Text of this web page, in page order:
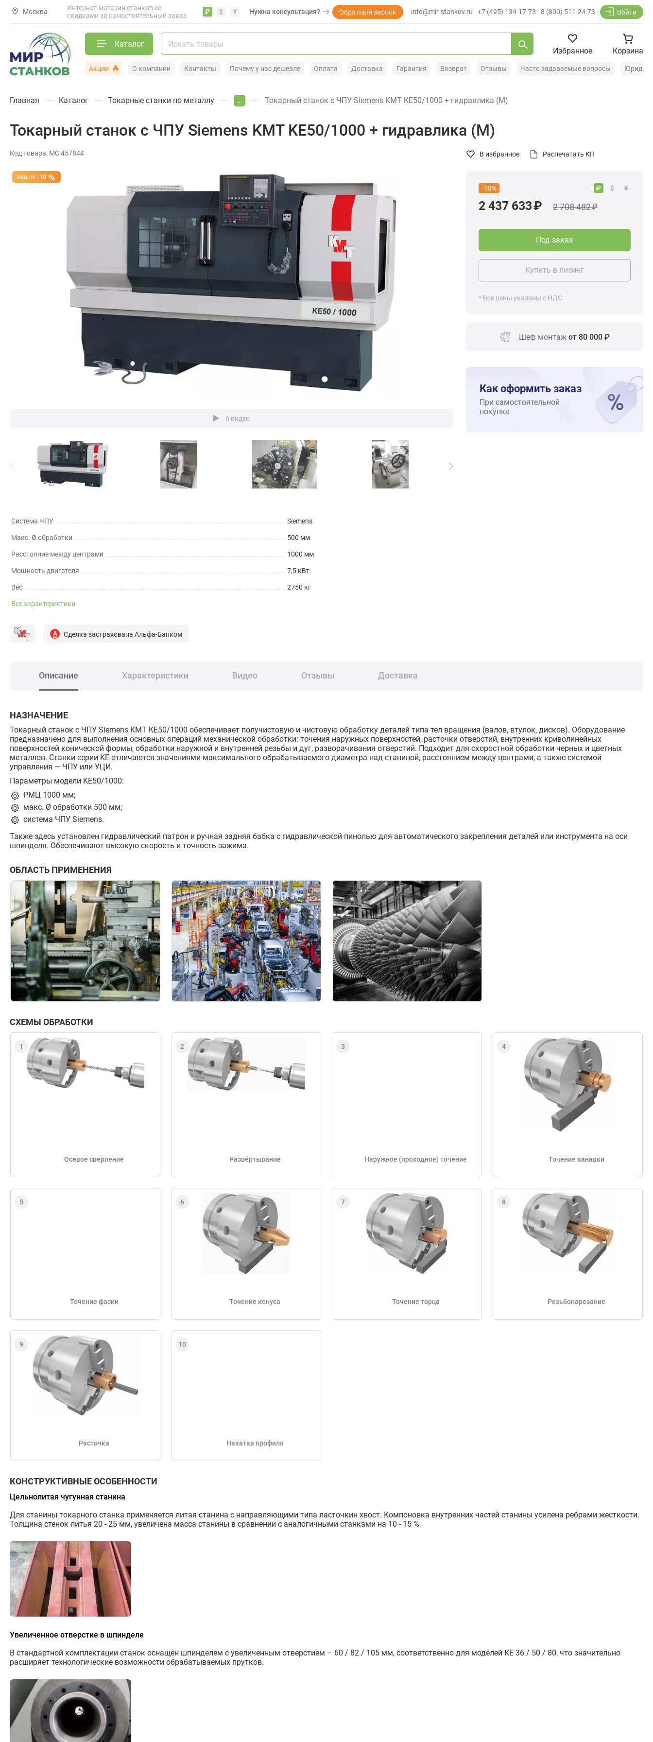
Москва
Интернет-магазин станков со
скидками за самостоятельный заказ
₽ $ ¥ Нужна консультация? Обратный звонок info@mir-stankov.ru +7 (495) 134-17-73 8 (800) 511-24-73 Войти
Каталог
Избранное Корзина
Акции О компании Контакты Почему у нас дешевле Оплата Доставка Гарантия Возврат Отзывы Часто задаваемые вопросы
Главная Каталог Токарные станки по металлу Токарный станок с ЧПУ Siemens KMT KE50/1000 + гидравлика (M)
...
Токарный станок с ЧПУ Siemens KMT KE50/1000 + гидравлика (M)
Код товара: МС 457844
6 видео
Акция! -10
Система ЧПУ Siemens
Макс. Ø обработки 500 мм
Расстояние между центрами 1000 мм
Мощность двигателя 7,5 кВт
Вес 2750 кг
Все характеристики
Сделка застрахована Альфа-Банком
Описание Характеристики Видео Отзывы Доставка
НАЗНАЧЕНИЕ
Токарный станок с ЧПУ Siemens KMT KE50/1000 обеспечивает получистовую и чистовую обработку деталей типа тел вращения (валов, втулок, дисков). Оборудование
предназначено для выполнения основных операций механической обработки: точения наружных поверхностей, расточки отверстий, внутренних криволинейных
поверхностей конической формы, обработки наружной и внутренней резьбы и дуг, разворачивания отверстий. Подходит для скоростной обработки черных и цветных
металлов. Станки серии KE отличаются значениями максимального обрабатываемого диаметра над станиной, расстоянием между центрами, а также системой
управления — ЧПУ или УЦИ.
Параметры модели KE50/1000:
РМЦ 1000 мм;
макс. Ø обработки 500 мм;
система ЧПУ Siemens.
Также здесь установлен гидравлический патрон и ручная задняя бабка c гидравлической пинолью для автоматического закрепления деталей или инструмента на оси
шпинделя. Обеспечивают высокую скорость и точность зажима.
ОБЛАСТЬ ПРИМЕНЕНИЯ
СХЕМЫ ОБРАБОТКИ
Осевое сверление Развёртывание Наружное (проходное) точение Точение канавки
Точение фаски Точение конуса Точение торца Резьбонарезание
Расточка Накатка профиля
КОНСТРУКТИВНЫЕ ОСОБЕННОСТИ
Цельнолитая чугунная станина
Для станины токарного станка применяется литая станина с направляющими типа ласточкин хвост. Компоновка внутренних частей станины усилена ребрами жесткости.
Толщина стенок литья 20 - 25 мм, увеличена масса станины в сравнении с аналогичными станками на 10 - 15 %.
Увеличенное отверстие в шпинделе
В стандартной комплектации станок оснащен шпинделем с увеличенным отверстием – 60 / 82 / 105 мм, соответственно для моделей КЕ 36 / 50 / 80, что значительно
расширяет технологические возможности обрабатываемых прутков.
В избранное Распечатать КП
₽ $ ¥
-10%
2 437 633 ₽ 2 708 482 ₽
Под заказ
Купить в лизинг
* Все цены указаны с НДС
Шеф монтаж от 80 000 ₽
Как оформить заказ
При самостоятельной
покупке